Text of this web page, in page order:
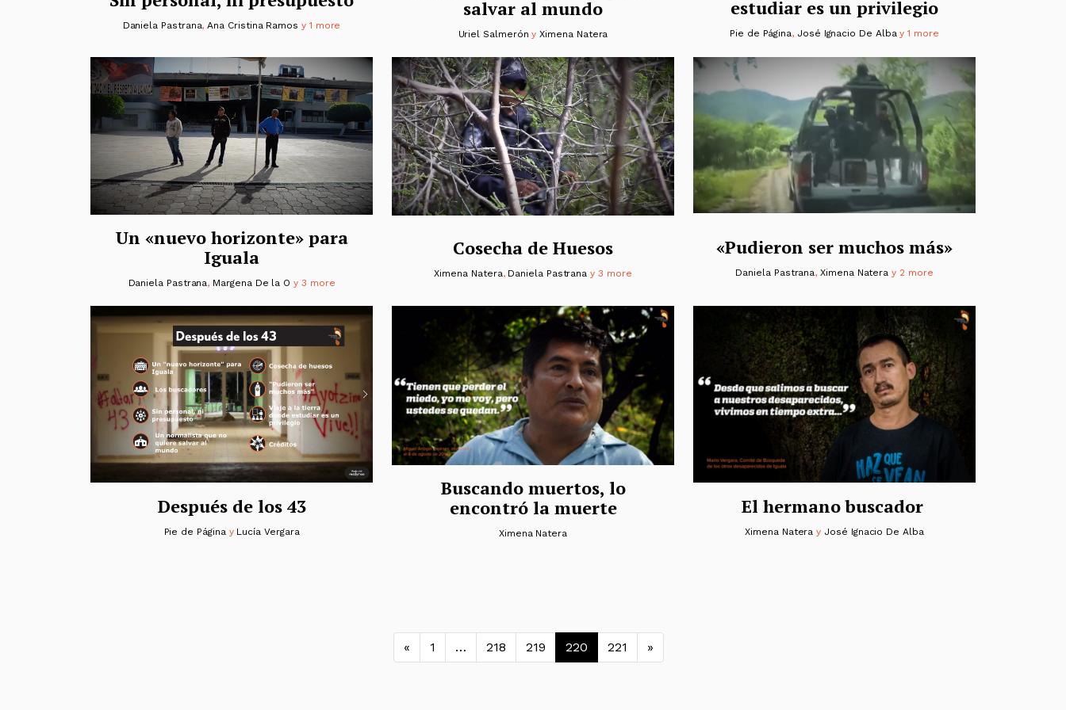
Daniela Pastrana,Ana Cristina Ramos y 1 more
salvar al mundo
Uriel Salmerón yXimena Natera
estudiar es un privilegio
Pie de Página, José Ignacio De Albay 1 more
Un «nuevo horizonte» para
Iguala
Daniela Pastrana, Margena De la O y 3 more
Cosecha de Huesos
Ximena Natera, Daniela Pastrana y 3 more
«Pudieron ser muchos más»
Daniela Pastrana,Ximena Natera y 2 more
Después de los 43
Pie de Páginay Lucía Vergara
Buscando muertos, lo
encontró la muerte
Ximena Natera
El hermano buscador
Ximena Natera y José Ignacio De Alba
Navegación de entradas
« 1 … 218 219 220 221 »